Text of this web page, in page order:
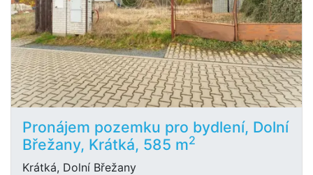
Pronájem pozemku pro bydlení, Dolní
Břežany, Krátká, 585 m2
Krátká, Dolní Břežany